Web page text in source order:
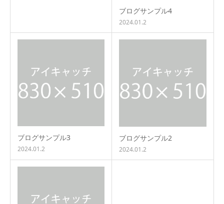
ブログサンプル4
2024.01.2
ブログサンプル3
2024.01.2
ブログサンプル2
2024.01.2